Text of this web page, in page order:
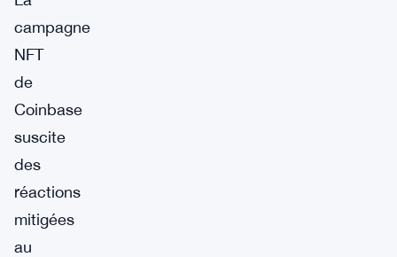
campagne
NFT
de
Coinbase
suscite
des
réactions
mitigées
au